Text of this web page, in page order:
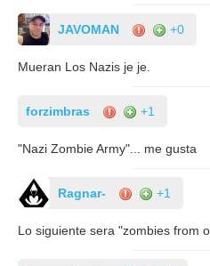
JAVOMAN +0
Mueran Los Nazis je je.
forzimbras +1
"Nazi Zombie Army"... me gusta
Ragnar- +1
Lo siguiente sera "zombies from